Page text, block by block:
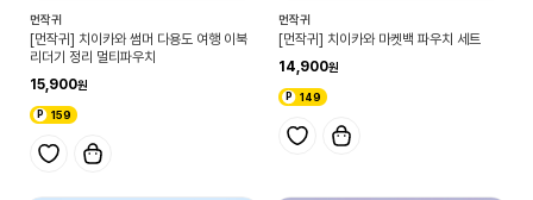
먼작귀
[먼작귀] 치이카와 썸머 다용도 여행 이북
리더기 정리 멀티파우치
15,900
159
먼작귀
[먼작귀] 치이카와 마켓백 파우치 세트
14,900
149